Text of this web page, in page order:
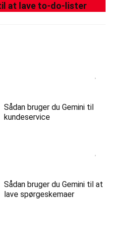
at lave to-do-lister
Sådan bruger du Gemini til
kundeservice
Sådan bruger du Gemini til at
lave spørgeskemaer